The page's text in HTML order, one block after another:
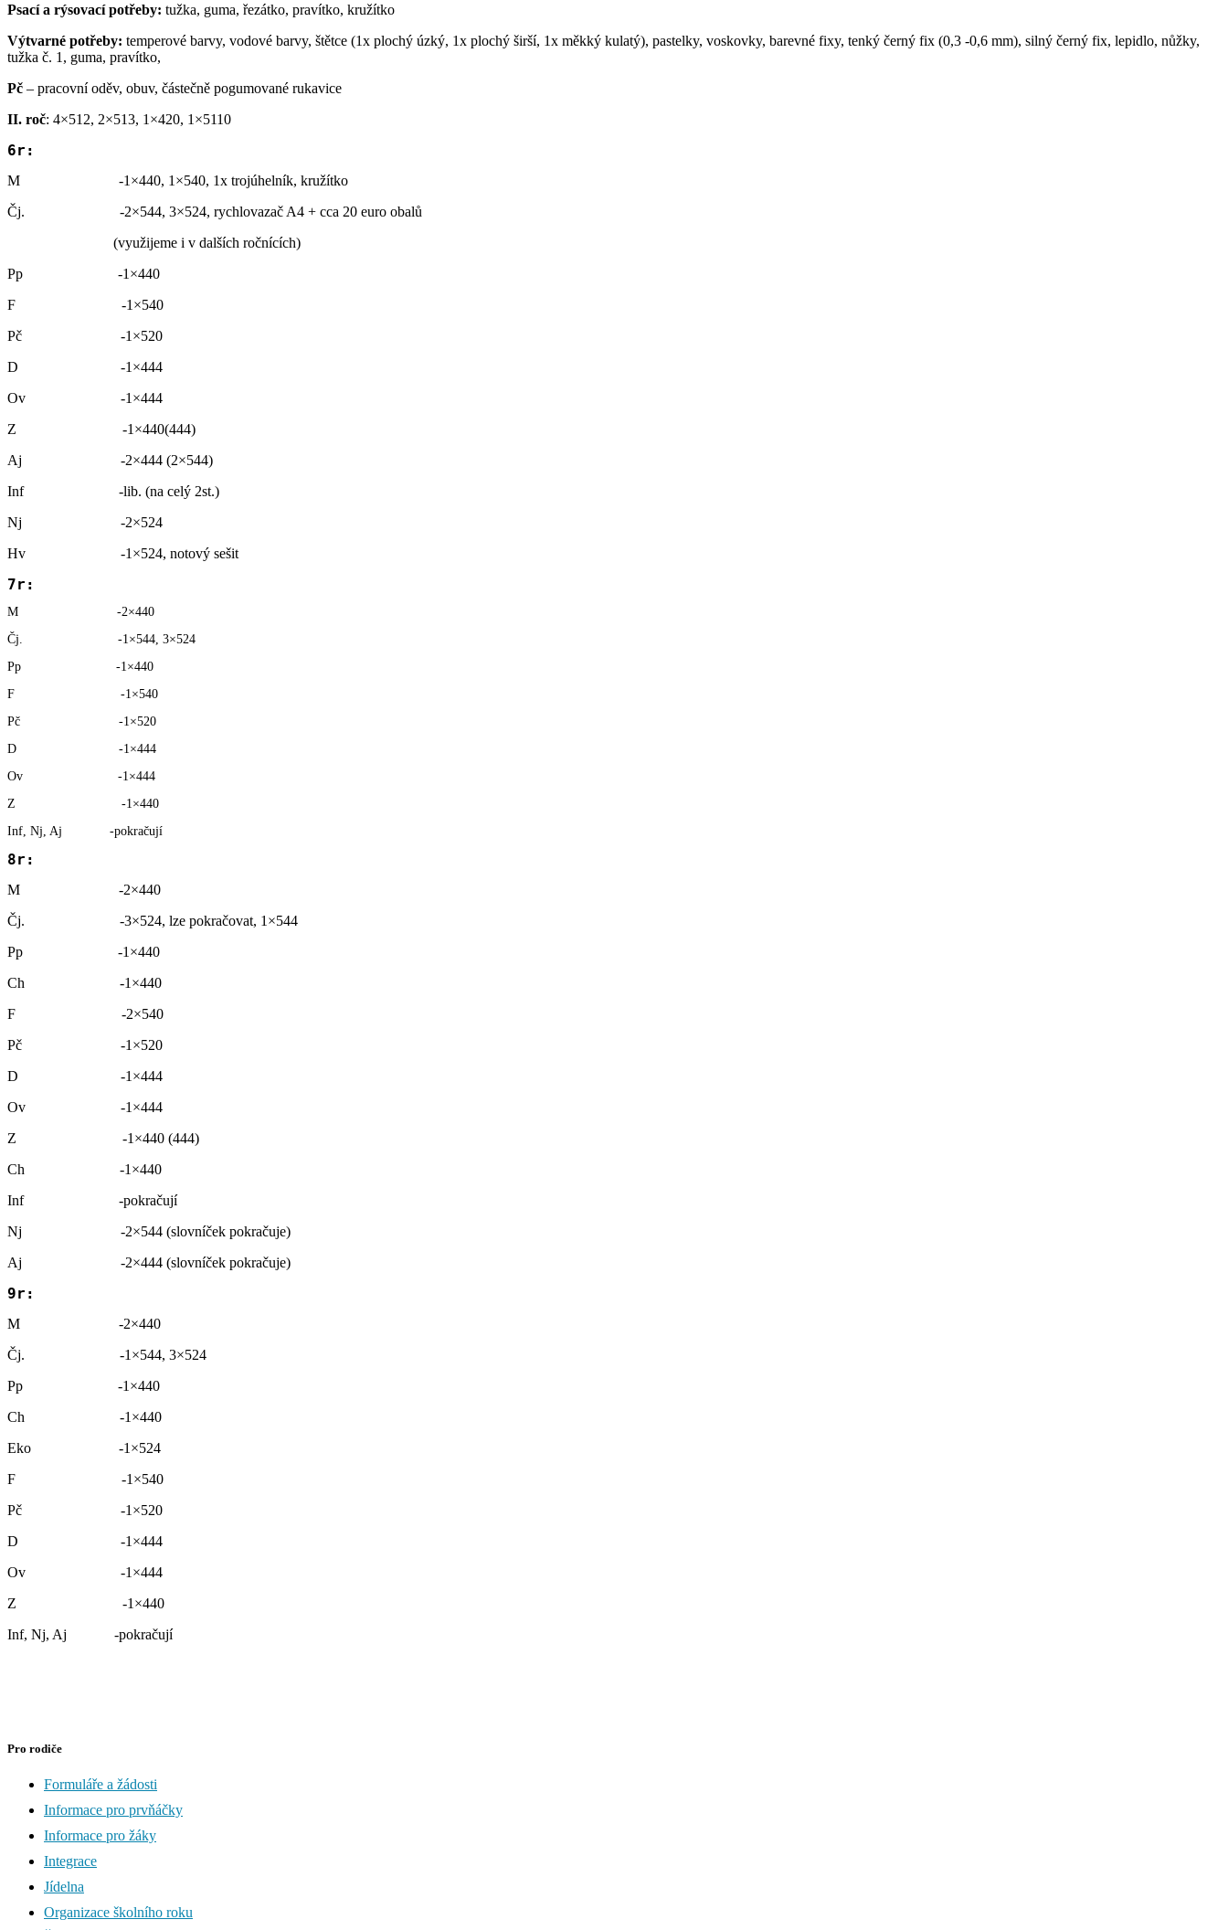
Psací a rýsovací potřeby: tužka, guma, řezátko, pravítko, kružítko
Výtvarné potřeby: temperové barvy, vodové barvy, štětce (1x plochý úzký, 1x plochý širší, 1x měkký kulatý), pastelky, voskovky, barevné fixy, tenký černý fix (0,3 -0,6 mm), silný černý fix, lepidlo, nůžky,
tužka č. 1, guma, pravítko,
Pč – pracovní oděv, obuv, částečně pogumované rukavice
II. roč: 4×512, 2×513, 1×420, 1×5110
6r:
M -1×440, 1×540, 1x trojúhelník, kružítko
Čj. -2×544, 3×524, rychlovazač A4 + cca 20 euro obalů
(využijeme i v dalších ročnících)
Pp -1×440
F -1×540
Pč -1×520
D -1×444
Ov -1×444
Z -1×440(444)
Aj -2×444 (2×544)
Inf -lib. (na celý 2st.)
Nj -2×524
Hv -1×524, notový sešit
7r:
M -2×440
Čj. -1×544, 3×524
Pp -1×440
F -1×540
Pč -1×520
D -1×444
Ov -1×444
Z -1×440
Inf, Nj, Aj -pokračují
8r:
M -2×440
Čj. -3×524, lze pokračovat, 1×544
Pp -1×440
Ch -1×440
F -2×540
Pč -1×520
D -1×444
Ov -1×444
Z -1×440 (444)
Ch -1×440
Inf -pokračují
Nj -2×544 (slovníček pokračuje)
Aj -2×444 (slovníček pokračuje)
9r:
M -2×440
Čj. -1×544, 3×524
Pp -1×440
Ch -1×440
Eko -1×524
F -1×540
Pč -1×520
D -1×444
Ov -1×444
Z -1×440
Inf, Nj, Aj -pokračují
Pro rodiče
Formuláře a žádosti
Informace pro prvňáčky
Informace pro žáky
Integrace
Jídelna
Organizace školního roku